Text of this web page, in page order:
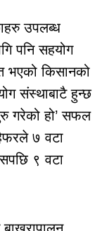
उपलब्ध
पनि सहयोग
भएको किसानको
संस्थाबाटै हुन्छ
गरेको हो’ सफल
७ वटा
९ वटा